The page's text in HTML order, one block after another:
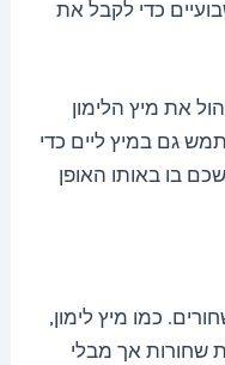
כדי לקבל את
את מיץ הלימון
גם במיץ ליים כדי
בו באותו האופן
כמו מיץ לימון,
שחורות אך מבלי